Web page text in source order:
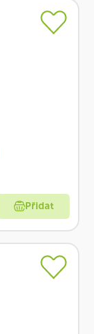
Přidat